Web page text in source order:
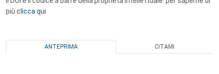
più clicca qui
ANTEPRIMA CITAMI